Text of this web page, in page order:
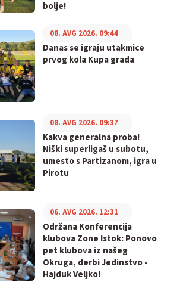
bolje!
Danas se igraju utakmice
prvog kola Kupa grada
08. AVG 2026. 09:44
Kakva generalna proba!
Niški superligaš u subotu,
umesto s Partizanom, igra u
Pirotu
08. AVG 2026. 09:37
Održana Konferencija
klubova Zone Istok: Ponovo
pet klubova iz našeg
Okruga, derbi Jedinstvo -
Hajduk Veljko!
06. AVG 2026. 12:31